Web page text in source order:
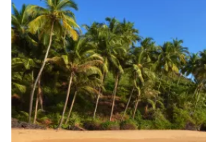
Poursuivre avec le
électronique